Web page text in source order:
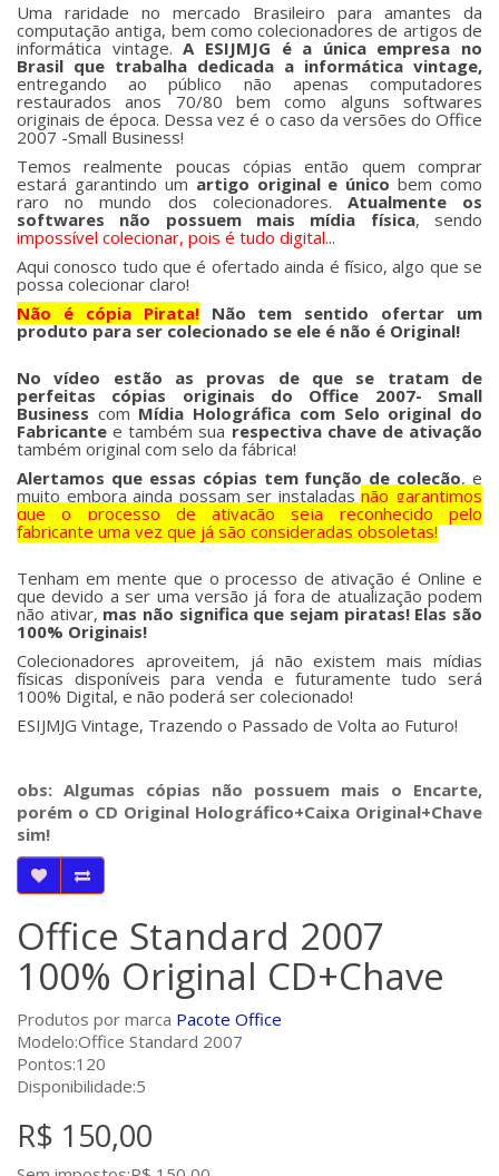
Uma raridade no mercado Brasileiro para amantes da
computação antiga, bem como colecionadores de artigos de
informática vintage. A ESIJMJG é a única empresa no
Brasil que trabalha dedicada a informática vintage,
entregando ao público não apenas computadores
restaurados anos 70/80 bem como alguns softwares
originais de época. Dessa vez é o caso da versões do Office
2007 -Small Business!
Temos realmente poucas cópias então quem comprar
estará garantindo um artigo original e únicobem como
raro no mundo dos colecionadores. Atualmente os
softwares não possuem mais mídia física, sendo
impossível colecionar, pois é tudo digital...
Aqui conosco tudo que é ofertado ainda é físico, algo que se
possa colecionar claro!
Não é cópia Pirata!
Não tem sentido ofertar um
produto para ser colecionado se ele é não é Original!
No vídeo estão as provas de que se tratam de
perfeitas cópias originais do Office 2007- Small
Business com Mídia Holográfica com Selo original do
Fabricantee também sua respectiva chave de ativação
também original com selo da fábrica!
Alertamos que essas cópias tem função de coleção, e
muito embora ainda possam ser instaladasnão garantimos
que o processo de ativação seja reconhecido pelo
fabricante uma vez que já são consideradas obsoletas!
Tenham em mente que o processo de ativação é Online e
que devido a ser uma versão já fora de atualização podem
não ativar, mas não significa que sejam piratas! Elas são
100% Originais!
Colecionadores aproveitem, já não existem mais mídias
físicas disponíveis para venda e futuramente tudo será
100% Digital, e não poderá ser colecionado!
ESIJMJG Vintage, Trazendo o Passado de Volta ao Futuro!
obs: Algumas cópias não possuem mais o Encarte,
porém o CD Original Holográfico+Caixa Original+Chave
sim!
Office Standard 2007
100% Original CD+Chave
Produtos por marca Pacote Office
Modelo:Office Standard 2007
Pontos:120
Disponibilidade:5
R$ 150,00